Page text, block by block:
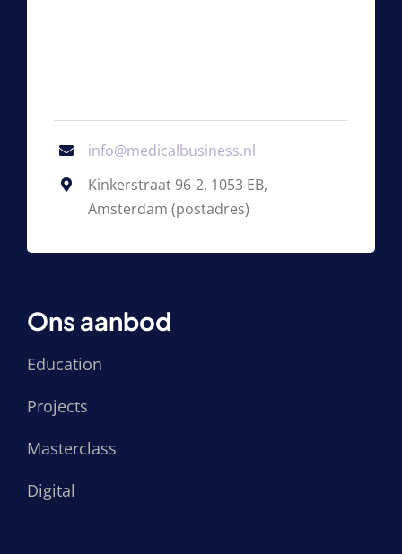
info@medicalbusiness.nl
Kinkerstraat 96-2, 1053 EB,
Amsterdam (postadres)
Ons aanbod
Education
Projects
Masterclass
Digital